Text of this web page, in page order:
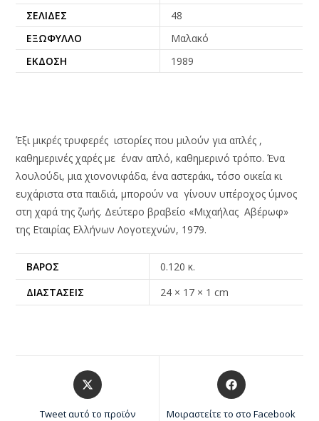
ΣΕΛΊΔΕΣ
48
ΕΞΏΦΥΛΛΟ
Μαλακό
ΈΚΔΟΣΗ
1989
Έξι μικρές τρυφερές ιστορίες που μιλούν για απλές ,
καθημερινές χαρές με έναν απλό, καθημερινό τρόπο. Ένα
λουλούδι, μια χιονονιφάδα, ένα αστεράκι, τόσο οικεία κι
ευχάριστα στα παιδιά, μπορούν να γίνουν υπέροχος ύμνος
στη χαρά της ζωής. Δεύτερο βραβείο «Μιχαήλας Αβέρωφ»
της Εταιρίας Ελλήνων Λογοτεχνών, 1979.
ΒΆΡΟΣ
0.120 κ.
ΔΙΑΣΤΆΣΕΙΣ
24 × 17 × 1 cm
Tweet αυτό το προϊόν Μοιραστείτε το στο Facebook